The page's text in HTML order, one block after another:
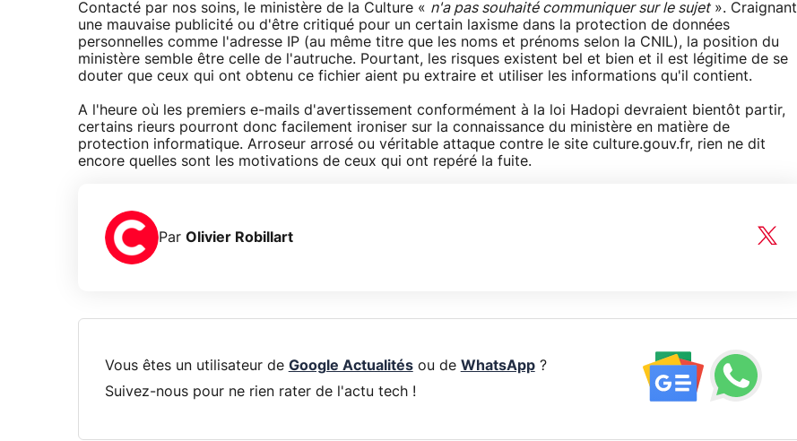
Contacté par nos soins, le ministère de la Culture « n'a pas souhaité communiquer sur le sujet». Craignant
une mauvaise publicité ou d'être critiqué pour un certain laxisme dans la protection de données
personnelles comme l'adresse IP (au même titre que les noms et prénoms selon la CNIL), la position du
ministère semble être celle de l'autruche. Pourtant, les risques existent bel et bien et il est légitime de se
douter que ceux qui ont obtenu ce fichier aient pu extraire et utiliser les informations qu'il contient.
A l'heure où les premiers e-mails d'avertissement conformément à la loi Hadopi devraient bientôt partir,
certains rieurs pourront donc facilement ironiser sur la connaissance du ministère en matière de
protection informatique. Arroseur arrosé ou véritable attaque contre le site culture.gouv.fr, rien ne dit
encore quelles sont les motivations de ceux qui ont repéré la fuite.
Par Olivier Robillart
Vous êtes un utilisateur de Google Actualitésou de WhatsApp?
Suivez-nous pour ne rien rater de l'actu tech !